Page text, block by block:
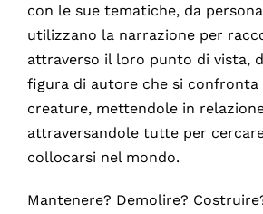
con le sue tematiche, da
utilizzano la narrazione per
attraverso il loro punto di vista,
figura di autore che si confronta
creature, mettendole in
attraversandole tutte per
collocarsi nel mondo.
Mantenere? Demolire?